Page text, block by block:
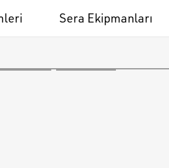
Sera Ekipmanları